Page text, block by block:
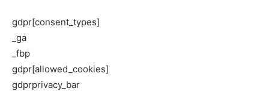
gdpr[consent_types]
_ga
_fbp
gdpr[allowed_cookies]
gdprprivacy_bar